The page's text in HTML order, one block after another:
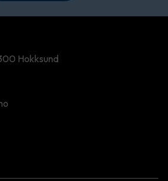
Hokksund